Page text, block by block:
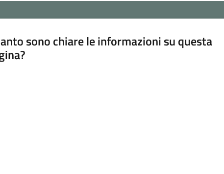
sono chiare le informazioni su questa